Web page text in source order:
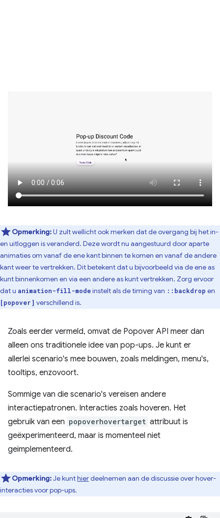
Opmerking:U zult wellicht ook merken dat de overgang bij het in-
en uitloggen is veranderd. Deze wordt nu aangestuurd door aparte
animaties om vanaf de ene kant binnen te komen en vanaf de andere
kant weer te vertrekken. Dit betekent dat u bijvoorbeeld via de ene as
kunt binnenkomen en via een andere as kunt vertrekken. Zorg ervoor
dat u animation-fill-modeinstelt als de timing van ::backdrop en
[popover] verschillend is.
Zoals eerder vermeld, omvat de Popover API meer dan
alleen ons traditionele idee van pop-ups. Je kunt er
allerlei scenario's mee bouwen, zoals meldingen, menu's,
tooltips, enzovoort.
Sommige van die scenario's vereisen andere
interactiepatronen. Interacties zoals hoveren. Het
gebruik van een popoverhovertarget attribuut is
geëxperimenteerd, maar is momenteel niet
geïmplementeerd.
Opmerking:Je kunthierdeelnemen aan de discussie over hover-
interacties voor pop-ups.